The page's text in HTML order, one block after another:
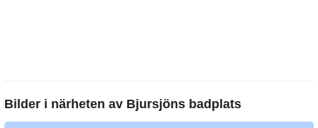
Bilder i närheten av Bjursjöns badplats